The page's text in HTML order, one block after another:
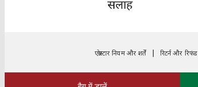
एग्रोस्टार नियम और शर्तें रिटर्न और रिफंड